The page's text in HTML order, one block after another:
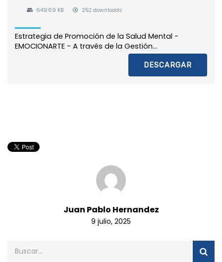
649.69 KB 252 downloads
Estrategia de Promoción de la Salud Mental -
EMOCIONARTE - A través de la Gestión...
DESCARGAR
Juan Pablo Hernandez
9 julio, 2025